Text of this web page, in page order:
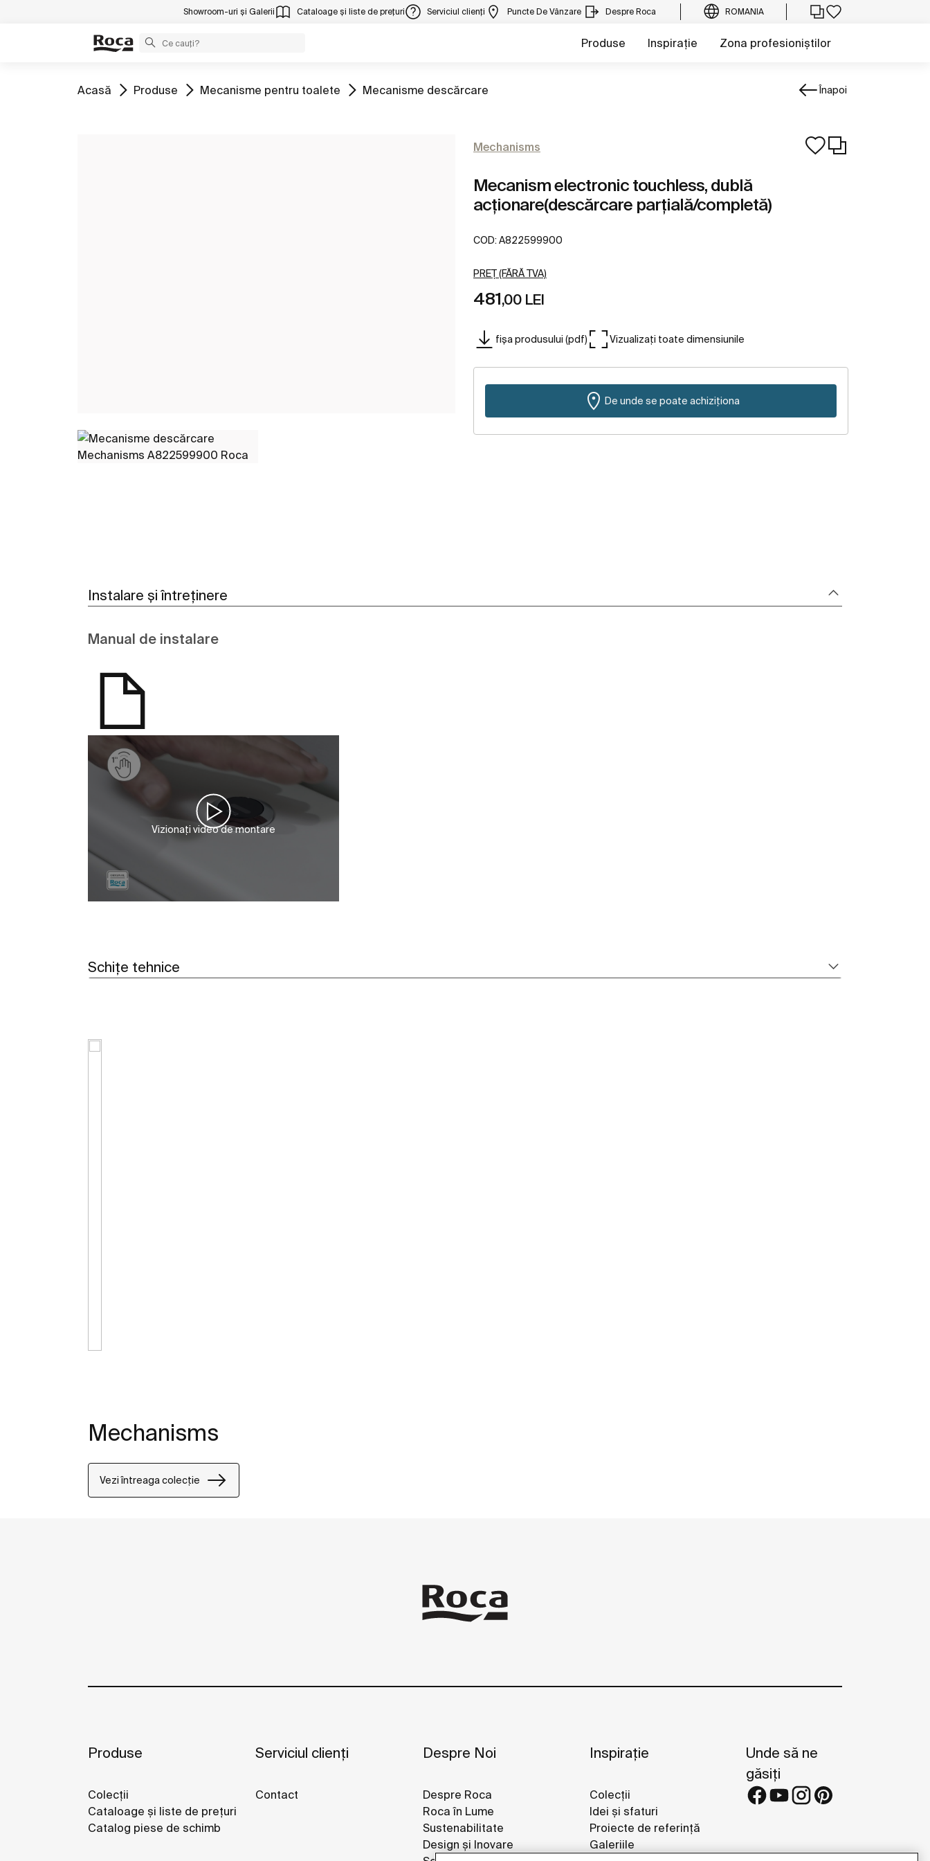
Showroom-uri și Galerii Cataloage și liste de prețuri Serviciul clienți Puncte De Vânzare Despre Roca ROMANIA
Produse Inspirație Zona profesioniștilor
Mergeți la
Acasă Mergeți la
Produse Mergeți la
Mecanisme pentru toalete Mergeți la
Mecanisme descărcare Înapoi
Mechanisms
Mecanism electronic touchless, dublă
acționare(descărcare parțială/completă)
COD: A822599900
PREȚ (FĂRĂ TVA)
481,00 LEI
fișa produsului (pdf) Vizualizați toate dimensiunile
De unde se poate achiziționa
Instalare și întreținere
Manual de instalare
Vizionați video de montare
Schițe tehnice
Mechanisms
Vezi întreaga colecție
Produse
Colecții
Cataloage și liste de prețuri
Catalog piese de schimb
Serviciul clienți
Contact
Despre Noi
Despre Roca
Roca în Lume
Sustenabilitate
Design și Inovare
Inspirație
Colecții
Idei și sfaturi
Proiecte de referință
Galeriile
Unde să ne
găsiți